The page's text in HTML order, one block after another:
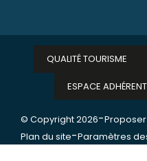
© Copyright 2026-
Plan du site-Paramètres
QUALITÉ TOURISME
ESPACE ADHÉRENT